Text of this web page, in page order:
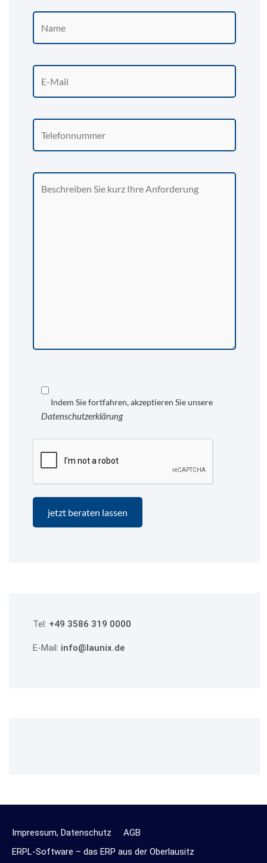
Indem Sie fortfahren, akzeptieren Sie unsere
Datenschutzerklärung
Tel: +49 3586 319 0000
E-Mail: info@launix.de
Impressum, Datenschutz
AGB
ERPL-Software – das ERP aus der Oberlausitz